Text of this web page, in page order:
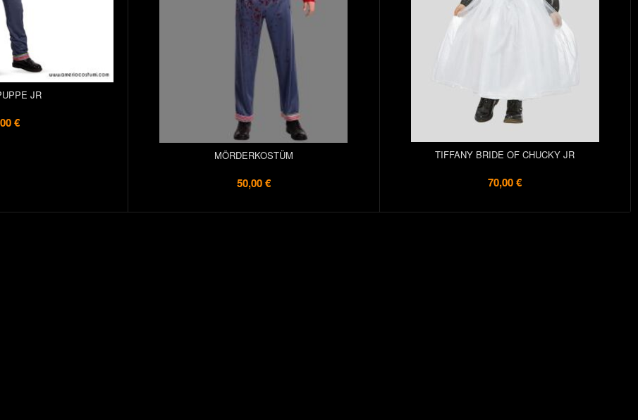
JR
€
MÖRDERKOSTÜM
50,00 €
TIFFANY BRIDE OF CHUCKY JR
70,00 €